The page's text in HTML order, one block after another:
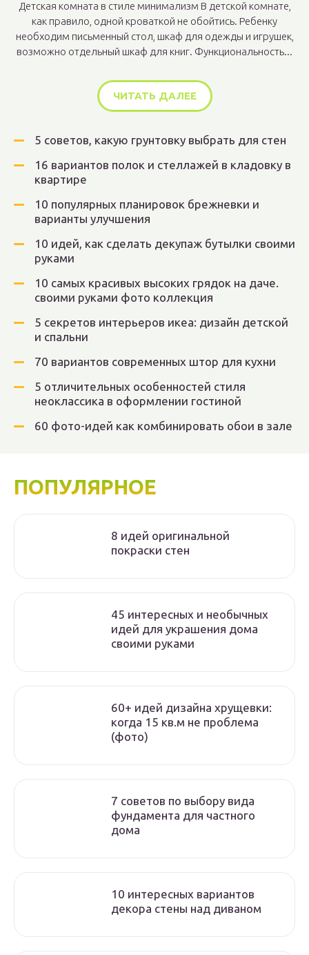
Детская комната в стиле минимализм В детской комнате,
как правило, одной кроваткой не обойтись. Ребенку
необходим письменный стол, шкаф для одежды и игрушек,
возможно отдельный шкаф для книг. Функциональность...
ЧИТАТЬ ДАЛЕЕ
5 советов, какую грунтовку выбрать для стен
16 вариантов полок и стеллажей в кладовку в
квартире
10 популярных планировок брежневки и
варианты улучшения
10 идей, как сделать декупаж бутылки своими
руками
10 самых красивых высоких грядок на даче.
своими руками фото коллекция
5 секретов интерьеров икеа: дизайн детской
и спальни
70 вариантов современных штор для кухни
5 отличительных особенностей стиля
неоклассика в оформлении гостиной
60 фото-идей как комбинировать обои в зале
ПОПУЛЯРНОЕ
8 идей оригинальной
покраски стен
45 интересных и необычных
идей для украшения дома
своими руками
60+ идей дизайна хрущевки:
когда 15 кв.м не проблема
(фото)
7 советов по выбору вида
фундамента для частного
дома
10 интересных вариантов
декора стены над диваном